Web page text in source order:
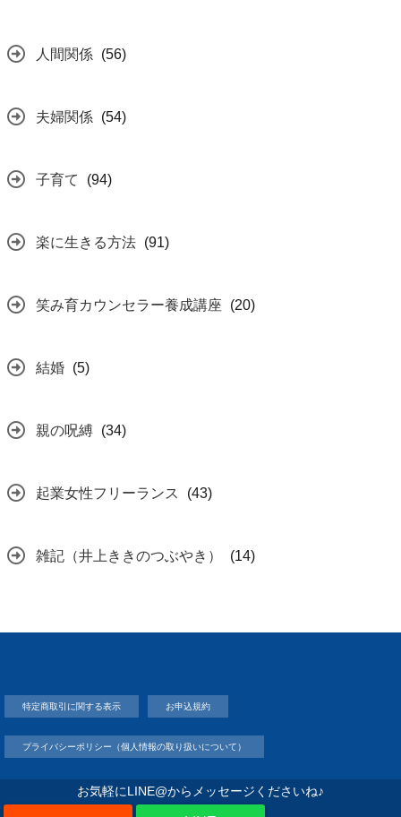
お気軽にLINE@からメッセージくださいね♪
人間関係 (56)
夫婦関係 (54)
子育て (94)
楽に生きる方法 (91)
笑み育カウンセラー養成講座 (20)
結婚 (5)
親の呪縛 (34)
起業女性フリーランス (43)
雑記（井上ききのつぶやき） (14)
特定商取引に関する表示 お申込規約
プライバシーポリシー（個人情報の取り扱いについて）